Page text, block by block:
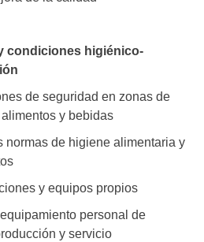
condiciones higiénico-
de seguridad en zonas de
y bebidas
normas de higiene alimentaria y
y equipos propios
personal de
y servicio